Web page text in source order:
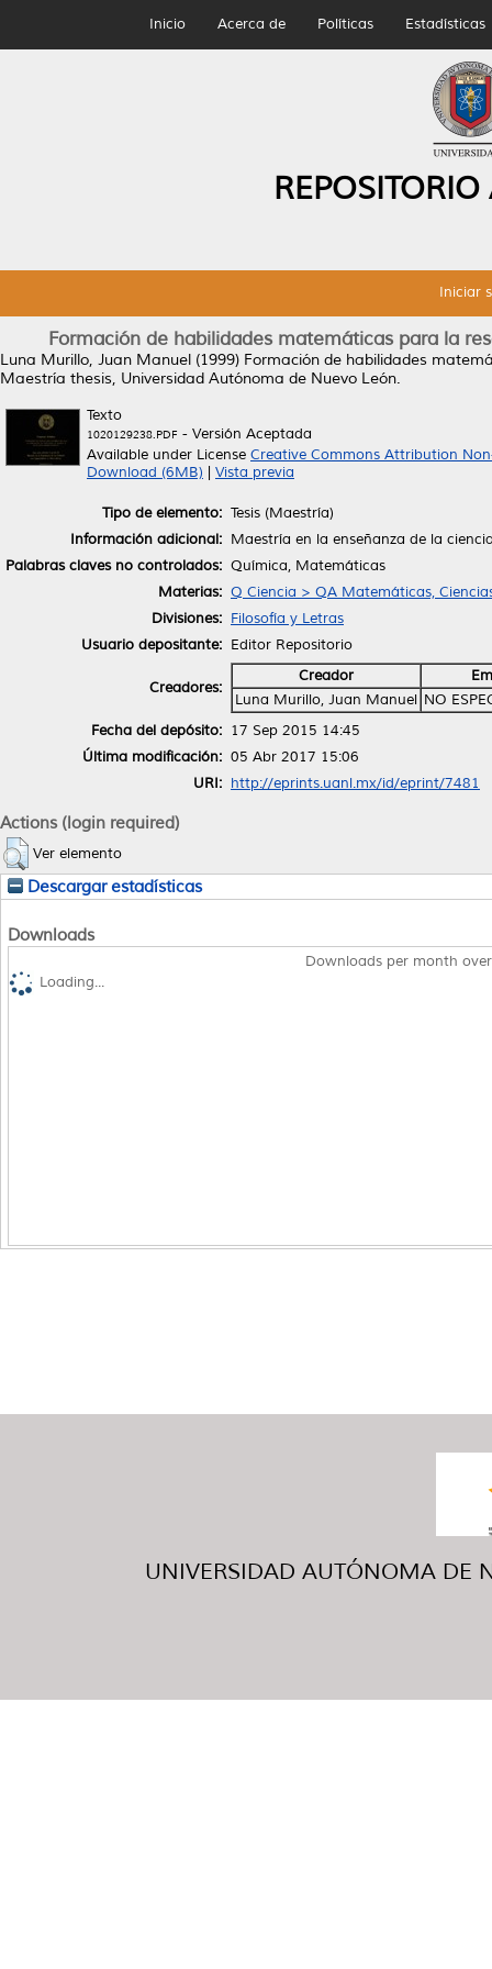
Inicio Acerca de Políticas Estadísticas
Iniciar
Formación de habilidades matemáticas para la
Luna Murillo, Juan Manuel (1999) Formación de habilidades
Maestría thesis, Universidad Autónoma de Nuevo León.
Texto
1020129238.PDF - Versión Aceptada
Available under License Creative Commons Attribution
Download (6MB)
Vista previa
Tipo de elemento: Tesis (Maestría)
Información adicional: Maestría en la enseñanza de la
Palabras claves no controlados: Química, Matemáticas
Materias: Q Ciencia > QA Matemáticas,
Divisiones: Filosofía y Letras
Usuario depositante: Editor Repositorio
Creadores:
Creador
Luna Murillo, Juan Manuel NO
Fecha del depósito: 17 Sep 2015 14:45
Última modificación: 05 Abr 2017 15:06
URI: http://eprints.uanl.mx/id/eprint/7481
Actions (login required)
Ver elemento
Descargar estadísticas
Downloads
Downloads per month
Loading...
UNIVERSIDAD AUTÓNOMA DE